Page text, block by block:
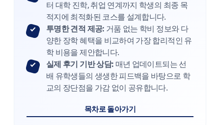
터 대학 진학, 취업 연계까지 학생의 최종 목
적지에 최적화된 코스를 설계합니다.
투명한 견적 제공: 거품 없는 학비 정보와 다
양한 장학 혜택을 비교하여 가장 합리적인 유
학 비용을 제안합니다.
실제 후기 기반 상담: 매년 업데이트되는 선
배 유학생들의 생생한 피드백을 바탕으로 학
교의 장단점을 가감 없이 공유합니다.
목차로 돌아가기